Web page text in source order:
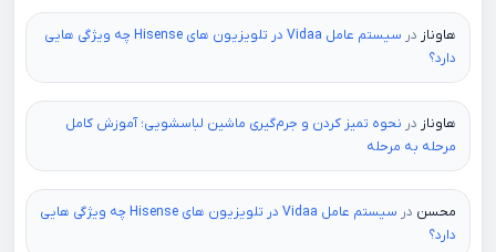
هاوناز در
سیستم عامل Vidaa در تلویزیون های Hisense چه ویژگی هایی
دارد؟
هاوناز در نحوه تمیز کردن و جرم‌گیری ماشین لباسشویی؛ آموزش کامل
مرحله به مرحله
محسن در
سیستم عامل Vidaa در تلویزیون های Hisense چه ویژگی هایی
دارد؟